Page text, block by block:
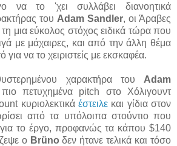
να το 'χει συλλάβει διανοητικά
του Adam Sandler, οι Άραβες
τη μια εύκολος στόχος ειδικά τώρα που
με μάχαιρες, και από την άλλη θέμα
για να το χειριστείς με εκσκαφέα.
χαρακτήρα του Adam
πετυχημένα pitch στο Χόλιγουντ
κυριολεκτικά έστειλεκαι γίδια στον
από τα υπόλοιπα στούντιο που
το έργο, προφανώς τα κάπου $140
ο Brüno δεν ήτανε τελικά και τόσο